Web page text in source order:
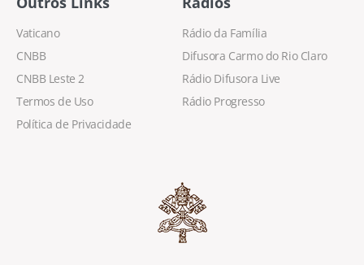
Vaticano
CNBB
CNBB Leste 2
Termos de Uso
Política de Privacidade
Rádio da Família
Difusora Carmo do Rio Claro
Rádio Difusora Live
Rádio Progresso